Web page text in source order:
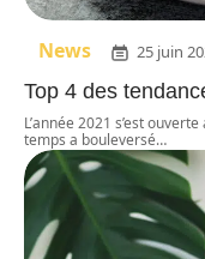
News 25 juin
Top 4 des
L’année 2021 s’est
temps a bouleversé…